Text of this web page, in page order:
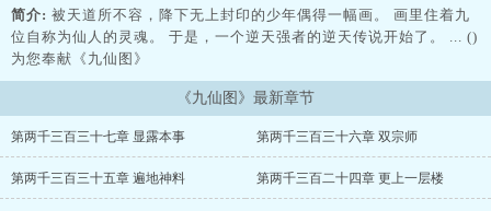
简介: 被天道所不容，降下无上封印的少年偶得一幅画。 画里住着九
位自称为仙人的灵魂。 于是，一个逆天强者的逆天传说开始了。 ... ()
为您奉献《九仙图》
《九仙图》最新章节
第两千三百三十七章 显露本事 第两千三百三十六章 双宗师
第两千三百三十五章 遍地神料 第两千三百二十四章 更上一层楼